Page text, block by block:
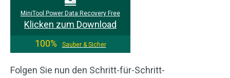
MiniTool Power Data Recovery Free
Klicken zum Download
100%
Sauber & Sicher
Folgen Sie nun den Schritt-für-Schritt-